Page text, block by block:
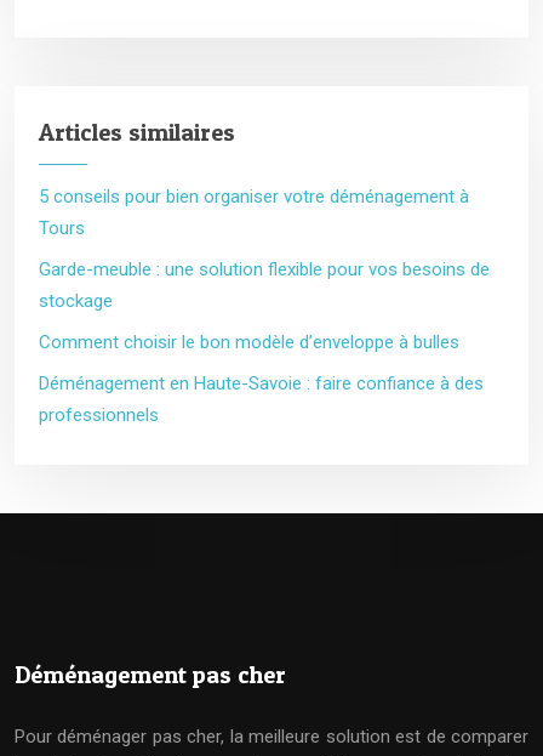
Articles similaires
5 conseils pour bien organiser votre déménagement à
Tours
Garde-meuble : une solution flexible pour vos besoins de
stockage
Comment choisir le bon modèle d’enveloppe à bulles
Déménagement en Haute-Savoie : faire confiance à des
professionnels
Déménagement pas cher
Pour déménager pas cher, la meilleure solution est de comparer